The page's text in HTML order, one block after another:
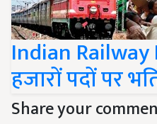
Indian
हजारों पदों पर
Share your